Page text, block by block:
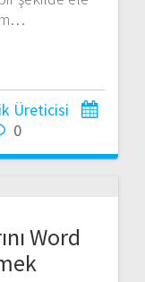
Üreticisi
0
Word